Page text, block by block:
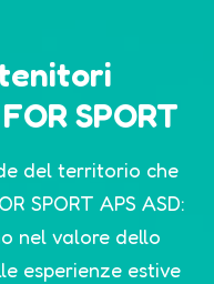
SPORT
del territorio che
SPORT APS ASD:
nel valore dello
esperienze estive